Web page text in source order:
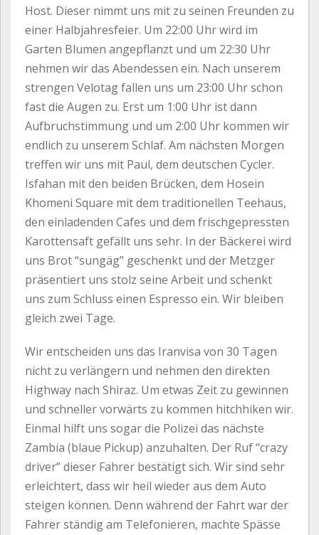
Host. Dieser nimmt uns mit zu seinen Freunden zu
einer Halbjahresfeier. Um 22:00 Uhr wird im
Garten Blumen angepflanzt und um 22:30 Uhr
nehmen wir das Abendessen ein. Nach unserem
strengen Velotag fallen uns um 23:00 Uhr schon
fast die Augen zu. Erst um 1:00 Uhr ist dann
Aufbruchstimmung und um 2:00 Uhr kommen wir
endlich zu unserem Schlaf. Am nächsten Morgen
treffen wir uns mit Paul, dem deutschen Cycler.
Isfahan mit den beiden Brücken, dem Hosein
Khomeni Square mit dem traditionellen Teehaus,
den einladenden Cafes und dem frischgepressten
Karottensaft gefällt uns sehr. In der Bäckerei wird
uns Brot “sungäg” geschenkt und der Metzger
präsentiert uns stolz seine Arbeit und schenkt
uns zum Schluss einen Espresso ein. Wir bleiben
gleich zwei Tage.
Wir entscheiden uns das Iranvisa von 30 Tagen
nicht zu verlängern und nehmen den direkten
Highway nach Shiraz. Um etwas Zeit zu gewinnen
und schneller vorwärts zu kommen hitchhiken wir.
Einmal hilft uns sogar die Polizei das nächste
Zambia (blaue Pickup) anzuhalten. Der Ruf “crazy
driver” dieser Fahrer bestätigt sich. Wir sind sehr
erleichtert, dass wir heil wieder aus dem Auto
steigen können. Denn während der Fahrt war der
Fahrer ständig am Telefonieren, machte Spässe